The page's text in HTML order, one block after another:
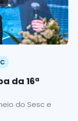
da 16ª
do Sesc e